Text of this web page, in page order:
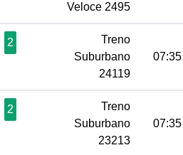
Veloce 2495
2
Treno
Suburbano
24119
07:35
2
Treno
Suburbano
23213
07:35